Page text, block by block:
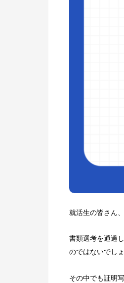
就活生の皆さん
書類選考を通過
のではないでしょ
その中でも証明